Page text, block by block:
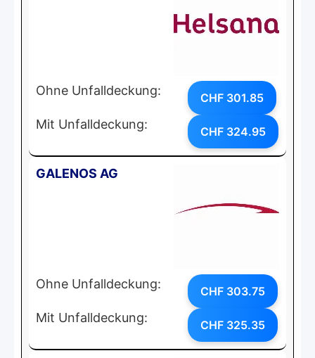
Ohne Unfalldeckung: CHF 301.85
Mit Unfalldeckung: CHF 324.95
GALENOS AG
Ohne Unfalldeckung: CHF 303.75
Mit Unfalldeckung: CHF 325.35